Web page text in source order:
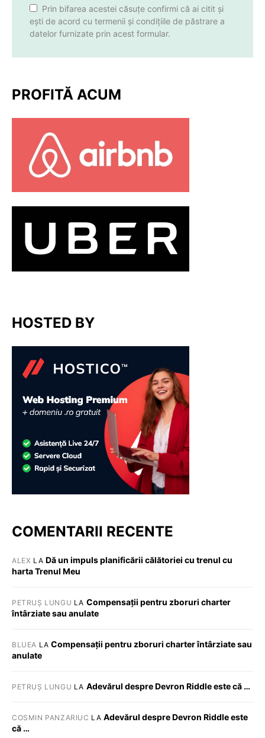
Prin bifarea acestei căsuțe confirmi că ai citit și
ești de acord cu termenii și condițiile de păstrare a
datelor furnizate prin acest formular.
PROFITĂ ACUM
HOSTED BY
COMENTARII RECENTE
ALEX LA Dă un impuls planificării călătoriei cu trenul cu
harta Trenul Meu
PETRUȘ LUNGU LA Compensații pentru zboruri charter
întârziate sau anulate
BLUEA LACompensații pentru zboruri charter întârziate sau
anulate
PETRUȘ LUNGU LA Adevărul despre Devron Riddle este că …
COSMIN PANZARIUC LA Adevărul despre Devron Riddle este
că …